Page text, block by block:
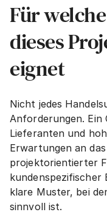
Für
dieses
eignet
Nicht jedes
Anforderungen. Ein
Lieferanten und
Erwartungen an
projektorientierter
kundenspezifischer
klare Muster, bei
sinnvoll ist.